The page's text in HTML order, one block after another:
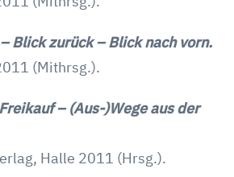
Blick zurück – Blick nach vorn.
(Mithrsg.).
– (Aus-)Wege aus der
Halle 2011 (Hrsg.).